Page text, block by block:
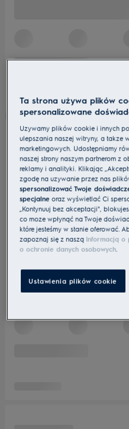
Ta strona używa plików
spersonalizowane
Używamy plików cookie i innych
ulepszania naszej witryny, a także
marketingowych. Udostępniamy
naszej strony naszym partnerom z
reklamy i analityki. Klikając
zgodę na używanie przez nas
spersonalizować Twoje
specjalne oraz wyświetlać Ci
„Kontynuuj bez akceptacji",
co może wpłynąć na Twoje
które jesteśmy w stanie oferować.
zapoznaj się z naszą Informacją o
o ochronie danych osobowych.
Ustawienia plików cookie